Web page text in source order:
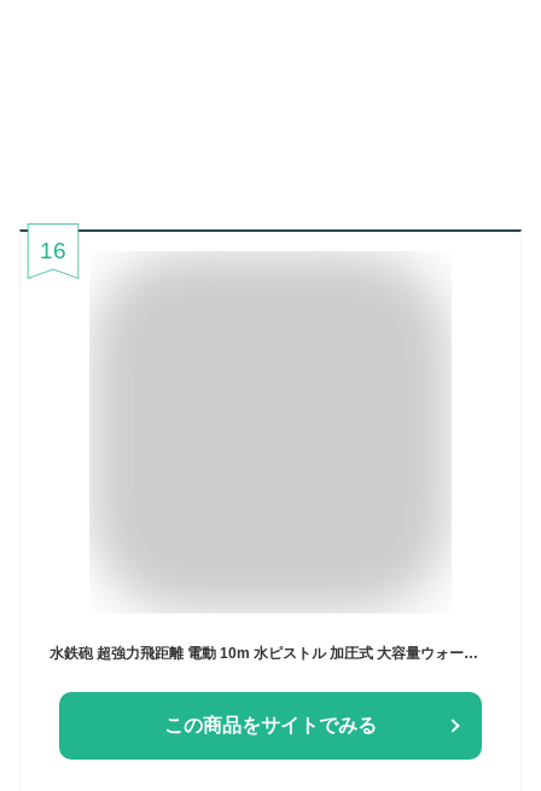
16
水鉄砲 超強力飛距離 電動 10m 水ピストル 加圧式 大容量ウォーターガン 1200ml 水鉄砲合戦 水遊びおもちゃ 水てっぽう 子供用 大人 海水
この商品をサイトでみる